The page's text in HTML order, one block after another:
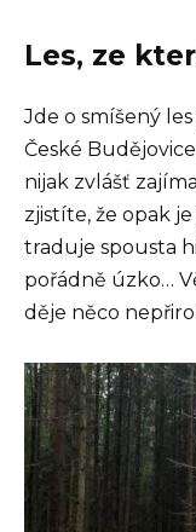
Les, ze
Jde o smíšený
České
nijak zvlášť
zjistíte, že opak
traduje spousta
pořádně úzko…
děje něco